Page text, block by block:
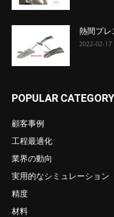
熱間プレ
2022-02-17
POPULAR CATEGORY
顧客事例
工程最適化
業界の動向
実用的なシミュレーション
精度
材料